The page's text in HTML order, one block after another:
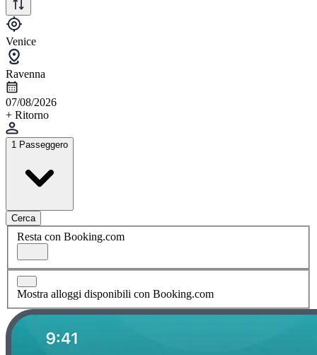
Venice
Ravenna
07/08/2026
+ Ritorno
1 Passeggero
Cerca
Resta con Booking.com
Mostra alloggi disponibili con Booking.com